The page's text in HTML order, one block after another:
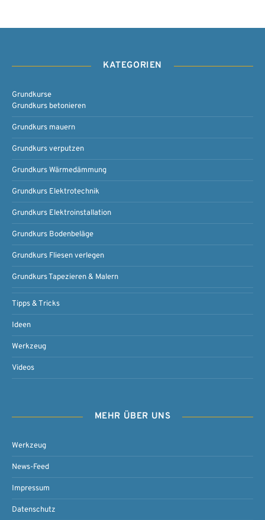
KATEGORIEN
Grundkurse
Grundkurs betonieren
Grundkurs mauern
Grundkurs verputzen
Grundkurs Wärmedämmung
Grundkurs Elektrotechnik
Grundkurs Elektroinstallation
Grundkurs Bodenbeläge
Grundkurs Fliesen verlegen
Grundkurs Tapezieren & Malern
Tipps & Tricks
Ideen
Werkzeug
Videos
MEHR ÜBER UNS
Werkzeug
News-Feed
Impressum
Datenschutz